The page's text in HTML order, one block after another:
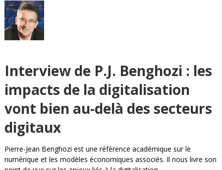
Interview de P.J. Benghozi : les
impacts de la digitalisation
vont bien au-delà des secteurs
digitaux
Pierre-Jean Benghozi est une référence académique sur le
numérique et les modèles économiques associés. Il nous livre son